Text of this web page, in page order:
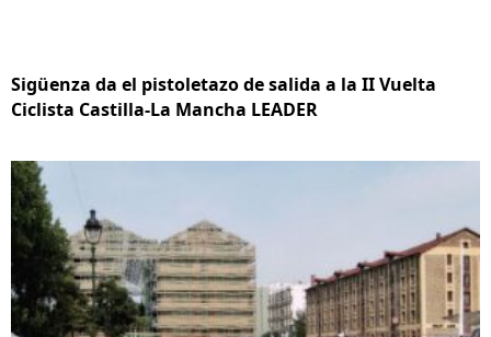
Sigüenza da el pistoletazo de salida a la II Vuelta
Ciclista Castilla-La Mancha LEADER